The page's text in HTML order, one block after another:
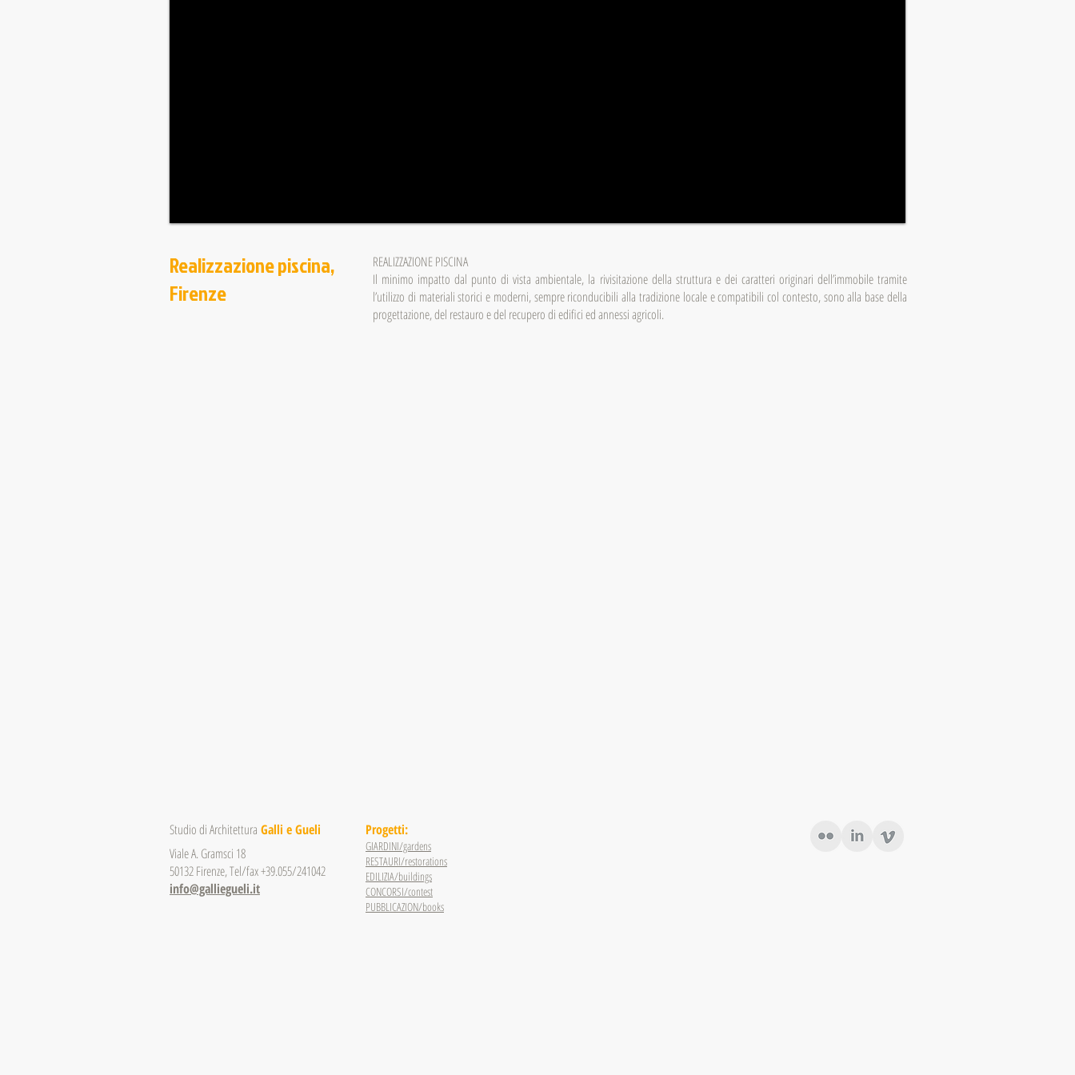
REALIZZAZIONE PISCINA
Il minimo impatto dal punto di vista ambientale, la rivisitazione della struttura e dei caratteri originari dell’immobile tramite
l’utilizzo di materiali storici e moderni, sempre riconducibili alla tradizione locale e compatibili col contesto, sono alla base della
progettazione, del restauro e del recupero di edifici ed annessi agricoli.
Realizzazione piscina,
Firenze
Studio di Architettura Galli e Gueli
Viale A. Gramsci 18
50132 Firenze, Tel/fax +39.055/241042
info@galliegueli.it
Progetti:
GIARDINI/gardens
RESTAURI/restorations
EDILIZIA/buildings
CONCORSI/contest
PUBBLICAZION/books